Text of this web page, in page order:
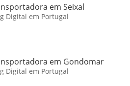
em Seixal
Digital em Portugal
em Gondomar
Digital em Portugal